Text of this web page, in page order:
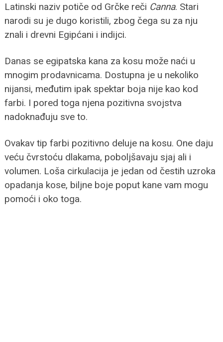
Latinski naziv potiče od Grčke reči Canna. Stari
narodi su je dugo koristili, zbog čega su za nju
znali i drevni Egipćani i indijci.
Danas se egipatska kana za kosu može naći u
mnogim prodavnicama. Dostupna je u nekoliko
nijansi, međutim ipak spektar boja nije kao kod
farbi. I pored toga njena pozitivna svojstva
nadoknađuju sve to.
Ovakav tip farbi pozitivno deluje na kosu. One daju
veću čvrstoću dlakama, poboljšavaju sjaj ali i
volumen. Loša cirkulacija je jedan od čestih uzroka
opadanja kose, biljne boje poput kane vam mogu
pomoći i oko toga.